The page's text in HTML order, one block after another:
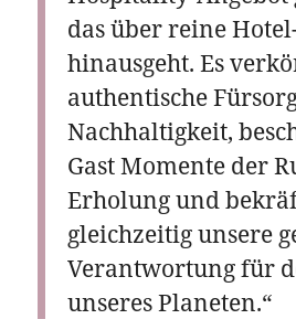
das über reine
hinausgeht. Es
authentische
Nachhaltigkeit,
Gast Momente der
Erholung und
gleichzeitig unsere
Verantwortung für
unseres Planeten.“